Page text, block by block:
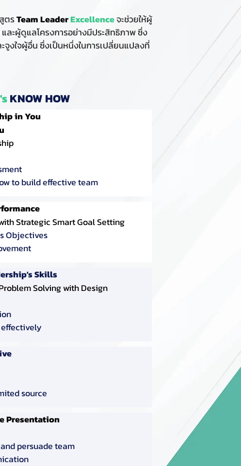
ตรTeam LeaderExcellenceจะช่วยให้ผู้
ละผู้ดูแลโครงการอย่างมีประสิทธิภาพ ซึ่ง
จูงใจผู้อื่น ซึ่งเป็นหนึ่งในการเปลี่ยนแปลงที่
KNOW HOW
in You
to build effective team
Strategic Smart Goal Setting
Objectives
Skills
Solving with Design
effectively
source
Presentation
persuade team